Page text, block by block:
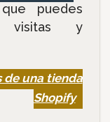
puedes
visitas y
de una tienda
Shopify